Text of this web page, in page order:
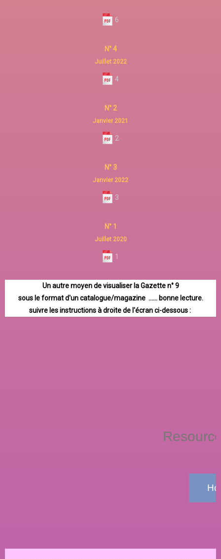
6
N° 4
Juillet 2022
4
N° 2
Janvier 2021
2
N° 3
Janvier 2022
3
N° 1
Juillet 2020
1
Un autre moyen de visualiser la Gazette n° 9
sous le format d'un catalogue/magazine ...... bonne lecture.
suivre les instructions à droite de l'écran ci-dessous :